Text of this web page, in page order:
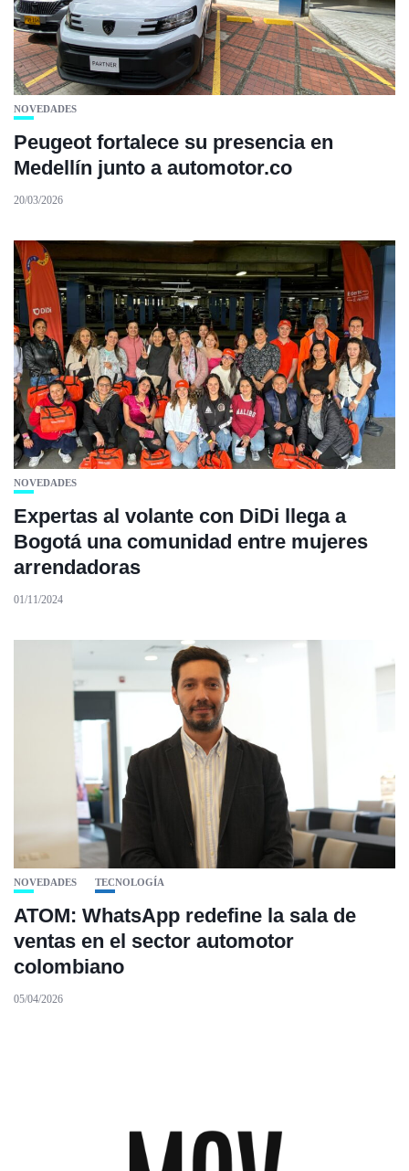
NOVEDADES
Peugeot fortalece su presencia en
Medellín junto a automotor.co
20/03/2026
NOVEDADES
Expertas al volante con DiDi llega a
Bogotá una comunidad entre mujeres
arrendadoras
01/11/2024
NOVEDADES TECNOLOGÍA
ATOM: WhatsApp redefine la sala de
ventas en el sector automotor
colombiano
05/04/2026